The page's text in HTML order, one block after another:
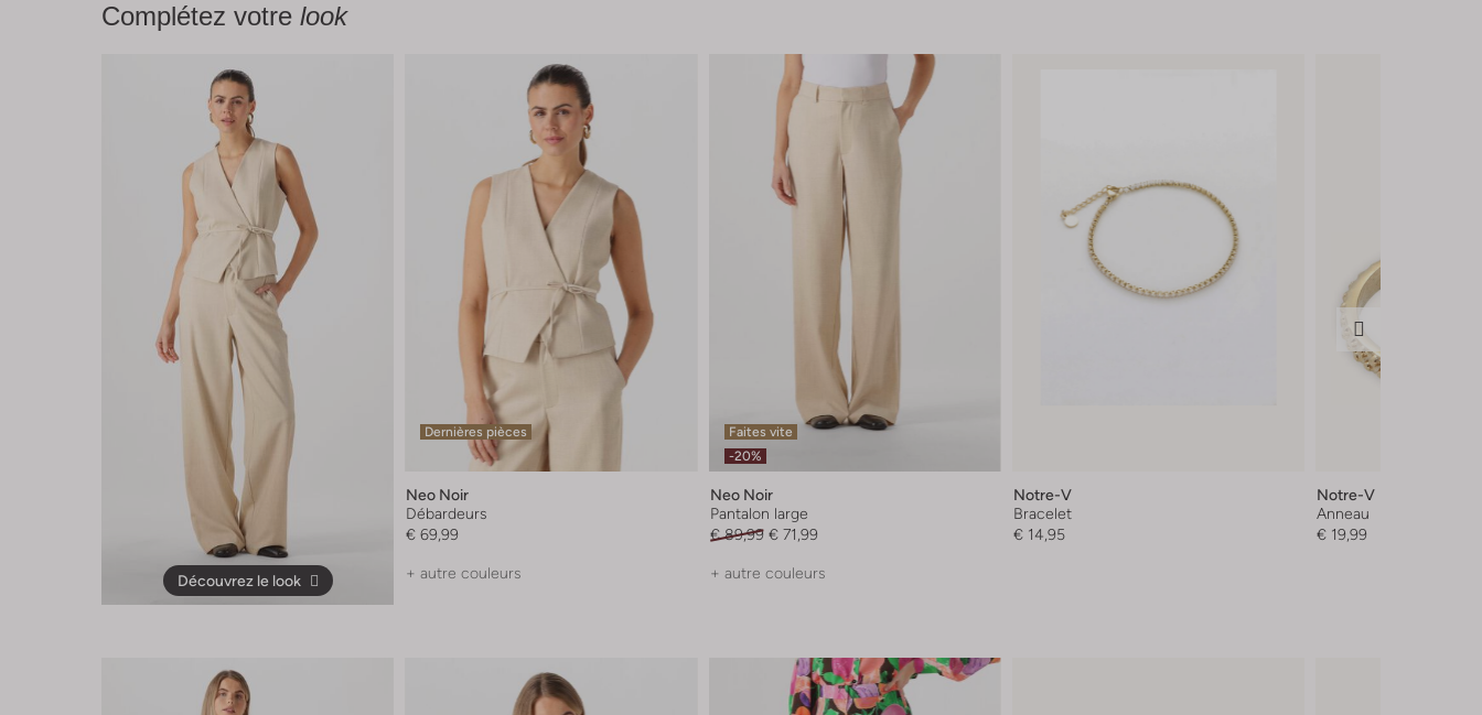
Complétez votre look
Découvrez le look
Dernières pièces
Neo Noir
Débardeurs
€ 69,99
+ autre couleurs
Faites vite
-20%
Neo Noir
Pantalon large
€ 89,99 € 71,99
+ autre couleurs
Notre-V
Bracelet
€ 14,95
Notre-V
Anneau
€ 19,99